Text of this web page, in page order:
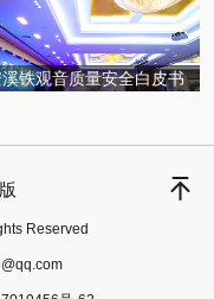
溪铁观音质量安全白皮书
Reserved